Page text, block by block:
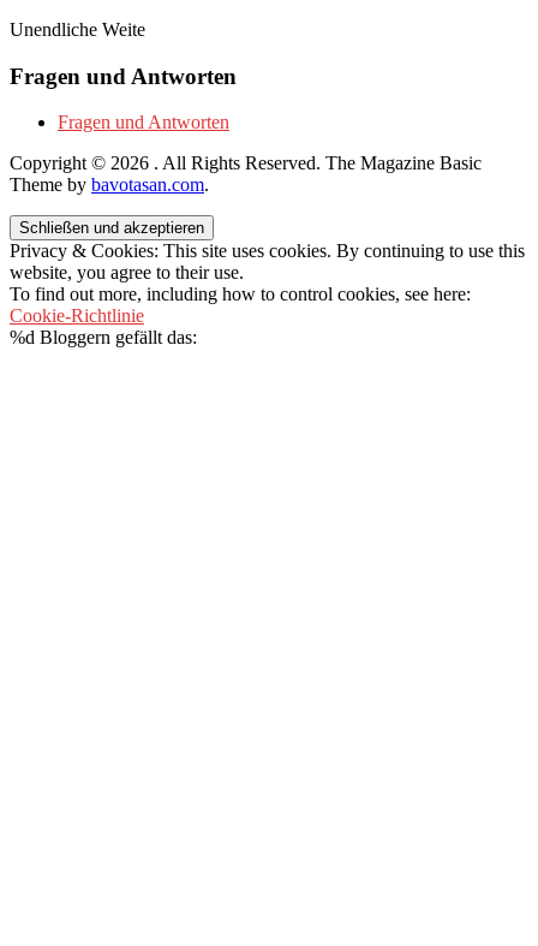
Unendliche Weite
Fragen und Antworten
Fragen und Antworten
Copyright © 2026 . All Rights Reserved. The Magazine Basic
Theme by bavotasan.com.
Privacy & Cookies: This site uses cookies. By continuing to use this
website, you agree to their use.
To find out more, including how to control cookies, see here:
Cookie-Richtlinie
%d Bloggern gefällt das: